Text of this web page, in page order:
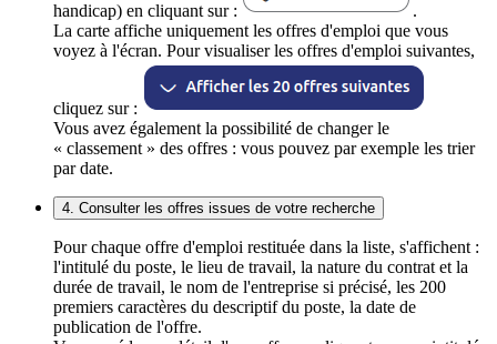
handicap) en cliquant sur :
.
La carte affiche uniquement les offres d'emploi que vous
voyez à l'écran. Pour visualiser les offres d'emploi suivantes,
cliquez sur :
Vous avez également la possibilité de changer le
« classement » des offres : vous pouvez par exemple les trier
par date.
4. Consulter les offres issues de votre recherche
Pour chaque offre d'emploi restituée dans la liste, s'affichent :
l'intitulé du poste, le lieu de travail, la nature du contrat et la
durée de travail, le nom de l'entreprise si précisé, les 200
premiers caractères du descriptif du poste, la date de
publication de l'offre.